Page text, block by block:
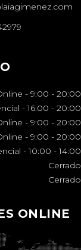
- 9:00 - 20:00
- 16:00 - 20:00
- 9:00 - 20:00
- 9:00 - 20:00
- 10:00 - 14:00
Cerrado
Cerrado
ONLINE